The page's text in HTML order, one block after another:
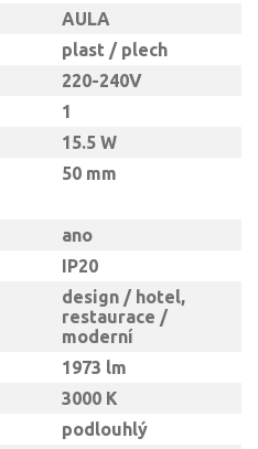
AULA
plast / plech
220-240V
1
15.5 W
50 mm
ano
IP20
design / hotel,
restaurace /
moderní
1973 lm
3000 K
podlouhlý